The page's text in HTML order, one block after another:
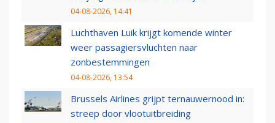
04-08-2026, 14:41
Luchthaven Luik krijgt komende winter
weer passagiersvluchten naar
zonbestemmingen
04-08-2026, 13:54
Brussels Airlines grijpt ternauwernood in:
streep door vlootuitbreiding